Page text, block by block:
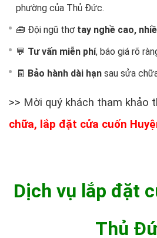
phường của Thủ Đức.
🧰 Đội ngũ thợ tay nghề cao,
💬 Tư vấn miễn phí, báo giá rõ
🧾 Bảo hành dài hạn sau sửa
>> Mời quý khách tham khảo
chữa, lắp đặt cửa cuốn
Dịch vụ lắp đặt
Thủ